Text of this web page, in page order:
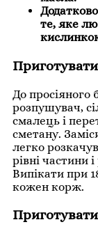
те, яке
До просіяного
розпушувач,
смалець і
сметану.
легко
рівні частини
Випікати при
кожен корж.